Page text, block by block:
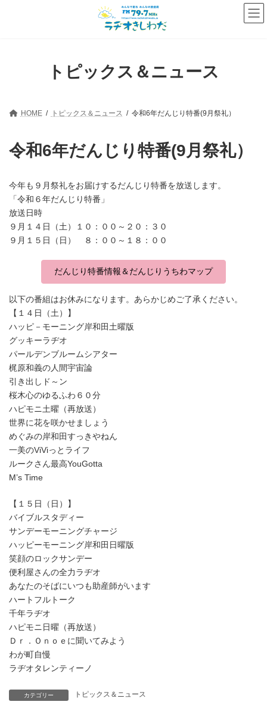
トピックス＆ニュース
HOME トピックス＆ニュース 令和6年だんじり特番(9月祭礼）
令和6年だんじり特番(9月祭礼）
今年も９月祭礼をお届けするだんじり特番を放送します。
「令和６年だんじり特番」
放送日時
９月１４日（土）１０：００～２０：３０
９月１５日（日） ８：００～１８：００
だんじり特番情報＆だんじりうちわマップ
以下の番組はお休みになります。あらかじめご了承ください。
【１４日（土）】
ハッピ－モーニング岸和田土曜版
グッキーラヂオ
パールデンブルームシアター
梶原和義の人間宇宙論
引き出しド～ン
桜木心のゆるふわ６０分
ハピモニ土曜（再放送）
世界に花を咲かせましょう
めぐみの岸和田すっきやねん
一美のViViっとライフ
ルークさん最高YouGotta
M’s Time
【１５日（日）】
バイブルスタディー
サンデーモーニングチャージ
ハッピーモーニング岸和田日曜版
笑顔のロックサンデー
便利屋さんの全力ラヂオ
あなたのそばにいつも助産師がいます
ハートフルトーク
千年ラヂオ
ハピモニ日曜（再放送）
Ｄｒ．Ｏｎｏｅに聞いてみよう
わが町自慢
ラヂオタレンティーノ
カテゴリー トピックス＆ニュース